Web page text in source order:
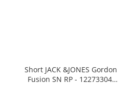
Short JACK &JONES Gordon
Fusion SN RP - 12273304-